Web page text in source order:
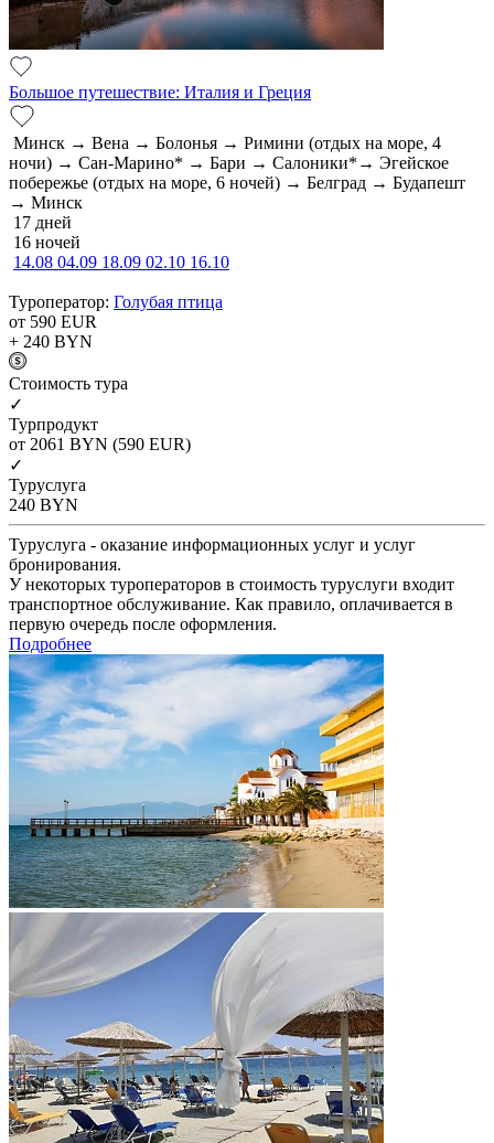
Большое путешествие: Италия и Греция
Минск → Вена → Болонья → Римини (отдых на море, 4
ночи) → Сан-Марино* → Бари → Салоники*→ Эгейское
побережье (отдых на море, 6 ночей) → Белград → Будапешт
→ Минск
17 дней
16 ночей
14.08 04.09 18.09 02.10 16.10
Туроператор: Голубая птица
от 590 EUR
+ 240 BYN
Cтоимость тура
✓
Турпродукт
от 2061 BYN (590 EUR)
✓
Туруслуга
240 BYN
Туруслуга - оказание информационных услуг и услуг
бронирования.
У некоторых туроператоров в стоимость туруслуги входит
транспортное обслуживание. Как правило, оплачивается в
первую очередь после оформления.
Подробнее